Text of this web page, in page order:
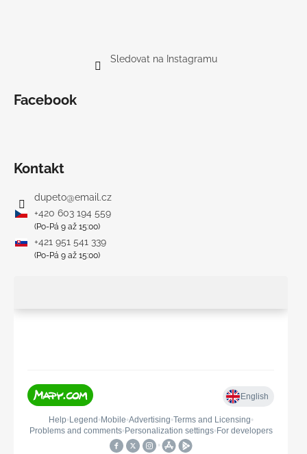
Sledovat na Instagramu
Facebook
Kontakt
dupeto@email.cz
+420 603 194 559
(Po-Pá 9 až 15:00)
+421 951 541 339
(Po-Pá 9 až 15:00)